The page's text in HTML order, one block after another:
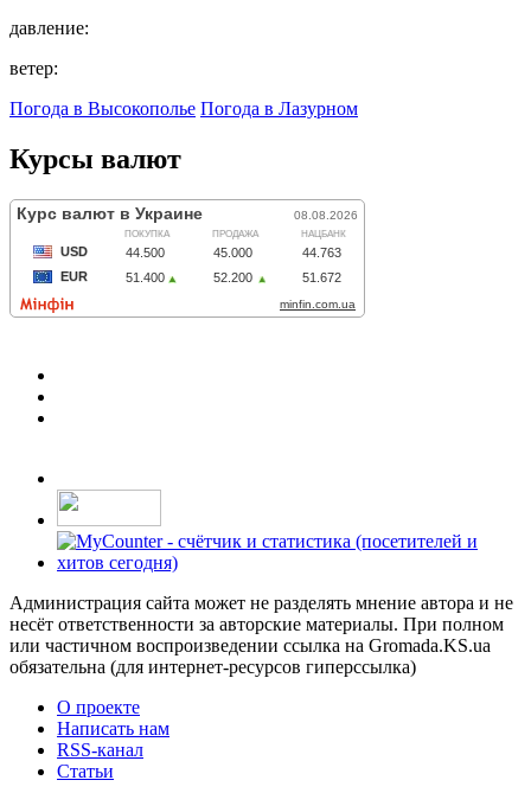
давление:
ветер:
Погода в Высокополье Погода в Лазурном
Курсы валют
Администрация сайта может не разделять мнение автора и не
несёт ответственности за авторские материалы. При полном
или частичном воспроизведении ссылка на Gromada.KS.ua
обязательна (для интернет-ресурсов гиперссылка)
О проекте
Написать нам
RSS-канал
Статьи